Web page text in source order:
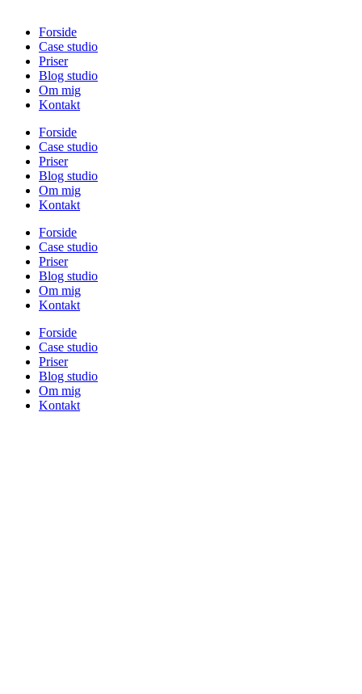
Forside
Case studio
Priser
Blog studio
Om mig
Kontakt
Forside
Case studio
Priser
Blog studio
Om mig
Kontakt
Forside
Case studio
Priser
Blog studio
Om mig
Kontakt
Forside
Case studio
Priser
Blog studio
Om mig
Kontakt